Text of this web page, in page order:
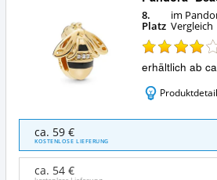
8.
Platz
im
Vergleich
erhältlich ab
Pandora
Bead
Charms
ca. 59 €
KOSTENLOSE LIEFERUNG
ca. 54 €